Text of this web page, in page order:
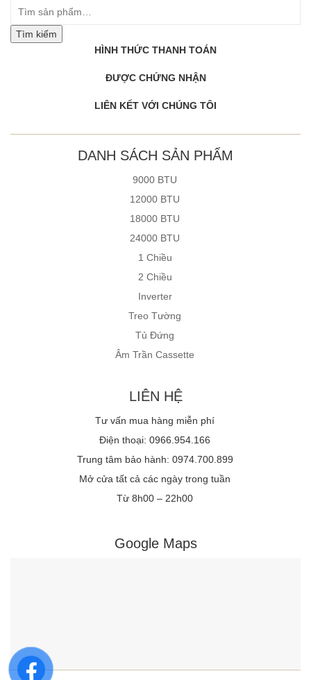
Tìm kiếm
HÌNH THỨC THANH TOÁN
ĐƯỢC CHỨNG NHẬN
LIÊN KẾT VỚI CHÚNG TÔI
DANH SÁCH SẢN PHẨM
9000 BTU
12000 BTU
18000 BTU
24000 BTU
1 Chiều
2 Chiều
Inverter
Treo Tường
Tủ Đứng
Âm Trần Cassette
LIÊN HỆ
Tư vấn mua hàng miễn phí
Điện thoại: 0966.954.166
Trung tâm bảo hành: 0974.700.899
Mở cửa tất cả các ngày trong tuần
Từ 8h00 – 22h00
Google Maps